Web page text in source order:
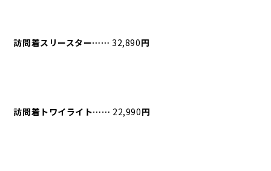
訪問着スリースター⋯⋯ 32,890円
訪問着トワイライト⋯⋯ 22,990円